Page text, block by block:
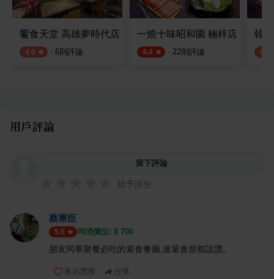
饗食天堂 高雄夢時代店
4.0 · 6則評論
一燒十味昭和園 楠梓店
4.4 · 22則評論
韓
4.2
用戶評論
留下評論
給予評分
蔡秉臣
5.0 均消價位: $ 700
朋友同事聚餐必吃的素食餐廳,連葷食朋都說讚。
表示讚賞 分享